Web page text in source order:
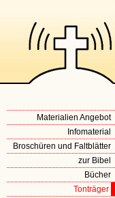
Materialien Angebot
Infomaterial
Broschüren und Faltblätter
zur Bibel
Bücher
Tonträger